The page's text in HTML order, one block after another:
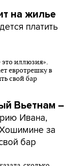
на жилье
платить
Вьетнам –
Ивана,
за
бар